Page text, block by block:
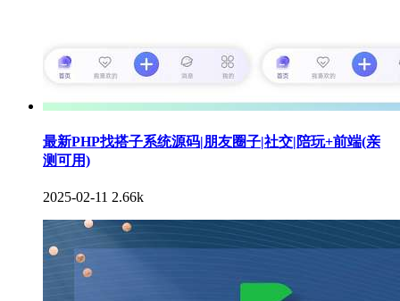
最新PHP找搭子系统源码|朋友圈子|社交|陪玩+前端(亲
测可用)
2025-02-11 2.66k